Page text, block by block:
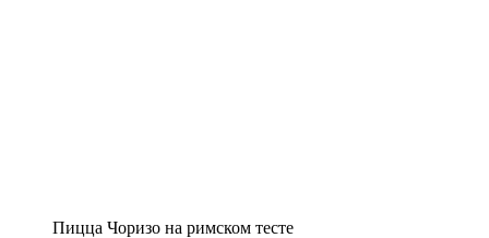
Пицца Чоризо на римском тесте